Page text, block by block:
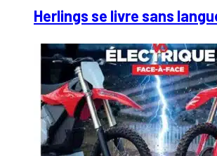
Herlings se livre sans